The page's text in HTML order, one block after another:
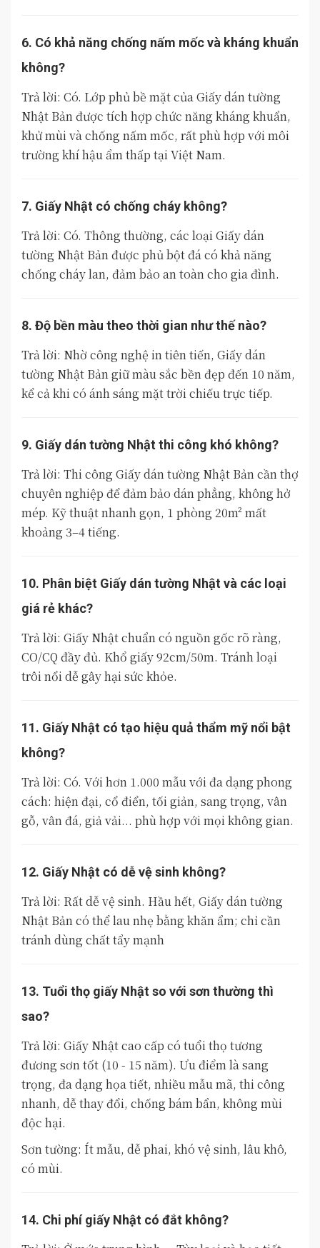
6. Có khả năng chống nấm mốc và kháng khuẩn
không?
Trả lời: Có. Lớp phủ bề mặt của Giấy dán tường
Nhật Bản được tích hợp chức năng kháng khuẩn,
khử mùi và chống nấm mốc, rất phù hợp với môi
trường khí hậu ẩm thấp tại Việt Nam.
7. Giấy Nhật có chống cháy không?
Trả lời: Có. Thông thường, các loại Giấy dán
tường Nhật Bản được phủ bột đá có khả năng
chống cháy lan, đảm bảo an toàn cho gia đình.
8. Độ bền màu theo thời gian như thế nào?
Trả lời: Nhờ công nghệ in tiên tiến, Giấy dán
tường Nhật Bản giữ màu sắc bền đẹp đến 10 năm,
kể cả khi có ánh sáng mặt trời chiếu trực tiếp.
9. Giấy dán tường Nhật thi công khó không?
Trả lời: Thi công Giấy dán tường Nhật Bản cần thợ
chuyên nghiệp để đảm bảo dán phẳng, không hở
mép. Kỹ thuật nhanh gọn, 1 phòng 20m² mất
khoảng 3–4 tiếng.
10. Phân biệt Giấy dán tường Nhật và các loại
giá rẻ khác?
Trả lời: Giấy Nhật chuẩn có nguồn gốc rõ ràng,
CO/CQ đầy đủ. Khổ giấy 92cm/50m. Tránh loại
trôi nổi dễ gây hại sức khỏe.
11. Giấy Nhật có tạo hiệu quả thẩm mỹ nổi bật
không?
Trả lời: Có. Với hơn 1.000 mẫu với đa dạng phong
cách: hiện đại, cổ điển, tối giản, sang trọng, vân
gỗ, vân đá, giả vải... phù hợp với mọi không gian.
12. Giấy Nhật có dễ vệ sinh không?
Trả lời: Rất dễ vệ sinh. Hầu hết, Giấy dán tường
Nhật Bản có thể lau nhẹ bằng khăn ẩm; chỉ cần
tránh dùng chất tẩy mạnh
13. Tuổi thọ giấy Nhật so với sơn thường thì
sao?
Trả lời: Giấy Nhật cao cấp có tuổi thọ tương
đương sơn tốt (10 - 15 năm). Ưu điểm là sang
trọng, đa dạng họa tiết, nhiều mẫu mã, thi công
nhanh, dễ thay đổi, chống bám bẩn, không mùi
độc hại.
Sơn tường: Ít mẫu, dễ phai, khó vệ sinh, lâu khô,
có mùi.
14. Chi phí giấy Nhật có đắt không?